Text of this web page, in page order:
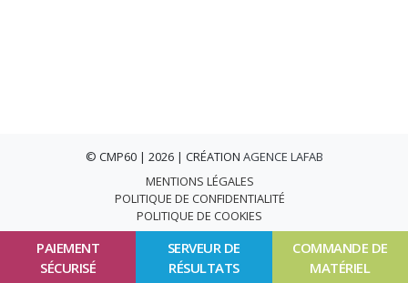
PAIEMENT
SÉCURISÉ
SERVEUR DE
RÉSULTATS
COMMANDE DE
MATÉRIEL
© CMP60 | 2026 | CRÉATION AGENCE LAFAB
MENTIONS LÉGALES
POLITIQUE DE CONFIDENTIALITÉ
POLITIQUE DE COOKIES